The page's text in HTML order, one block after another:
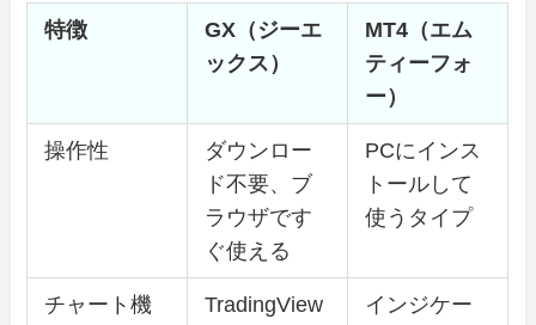
特徴
GX（ジーエ
ックス）
MT4（エム
ティーフォ
ー）
操作性
ダウンロー
ド不要、ブ
ラウザです
ぐ使える
PCにインス
トールして
使うタイプ
チャート機
TradingView
インジケー